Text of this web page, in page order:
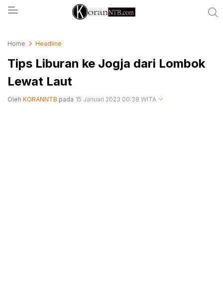
Home Headline
Tips Liburan ke Jogja dari Lombok
Lewat Laut
Oleh KORANNTB pada 15 Januari 2023 00:38 WITA